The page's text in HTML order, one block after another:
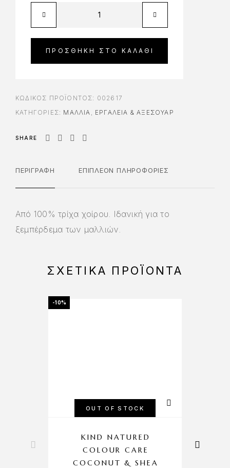
ΠΡΟΣΘΉΚΗ ΣΤΟ ΚΑΛΆΘΙ
ΚΩΔΙΚΌΣ ΠΡΟΪΌΝΤΟΣ: 002617
ΚΑΤΗΓΟΡΊΕΣ: ΜΑΛΛΙΑ , ΕΡΓΑΛΕΊΑ & AΞΕΣΟΥΆΡ
SHARE
ΠΕΡΙΓΡΑΦΉ ΕΠΙΠΛΈΟΝ ΠΛΗΡΟΦΟΡΊΕΣ
Από 100% τρίχα χοίρου. Ιδανική για το
ξεμπέρδεμα των μαλλιών.
ΣΧΕΤΙΚΆ ΠΡΟΪΌΝΤΑ
-10%
OUT OF STOCK
KIND NATURED
COLOUR CARE
COCONUT & SHEA